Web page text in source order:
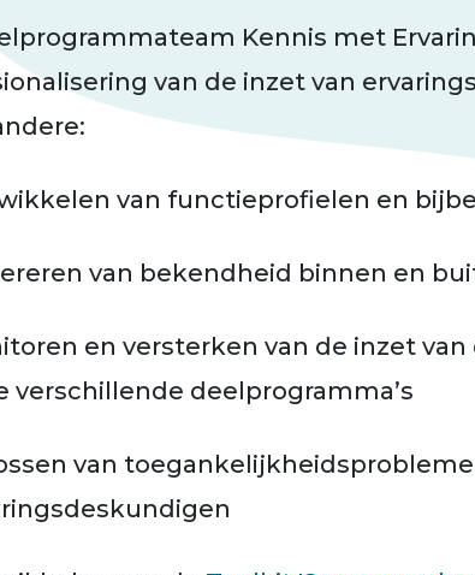
Kennis met
van de inzet van
van functieprofielen en
van bekendheid binnen en
en versterken van de inzet
verschillende deelprogramma’s
van